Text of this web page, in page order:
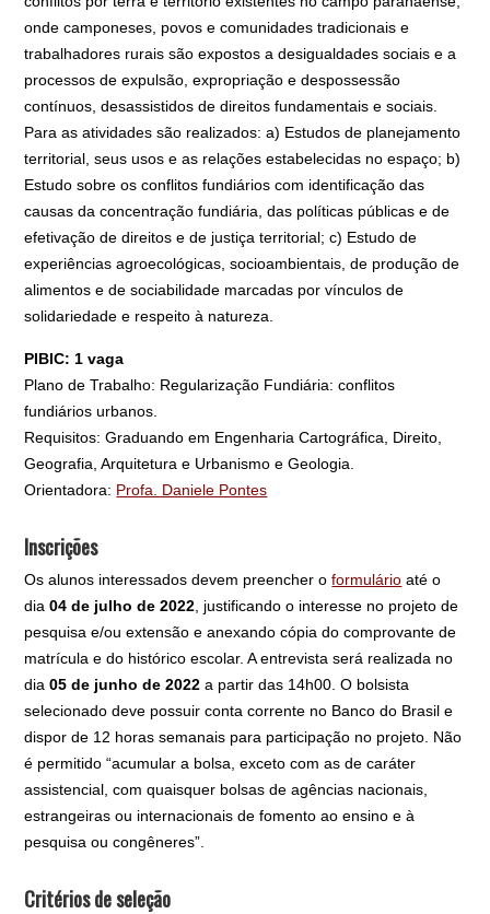
onde camponeses, povos e comunidades tradicionais e
trabalhadores rurais são expostos a desigualdades sociais e a
processos de expulsão, expropriação e despossessão
contínuos, desassistidos de direitos fundamentais e sociais.
Para as atividades são realizados: a) Estudos de planejamento
territorial, seus usos e as relações estabelecidas no espaço; b)
Estudo sobre os conflitos fundiários com identificação das
causas da concentração fundiária, das políticas públicas e de
efetivação de direitos e de justiça territorial; c) Estudo de
experiências agroecológicas, socioambientais, de produção de
alimentos e de sociabilidade marcadas por vínculos de
solidariedade e respeito à natureza.
PIBIC: 1 vaga
Plano de Trabalho: Regularização Fundiária: conflitos
fundiários urbanos.
Requisitos: Graduando em Engenharia Cartográfica, Direito,
Geografia, Arquitetura e Urbanismo e Geologia.
Orientadora: Profa. Daniele Pontes
Inscrições
Os alunos interessados devem preencher oformulário até o
dia04 de julho de 2022 , justificando o interesse no projeto de
pesquisa e/ou extensão e anexando cópia do comprovante de
matrícula e do histórico escolar. A entrevista será realizada no
dia05 de junho de 2022 a partir das 14h00. O bolsista
selecionado deve possuir conta corrente no Banco do Brasil e
dispor de 12 horas semanais para participação no projeto. Não
é permitido “acumular a bolsa, exceto com as de caráter
assistencial, com quaisquer bolsas de agências nacionais,
estrangeiras ou internacionais de fomento ao ensino e à
pesquisa ou congêneres”.
Critérios de seleção